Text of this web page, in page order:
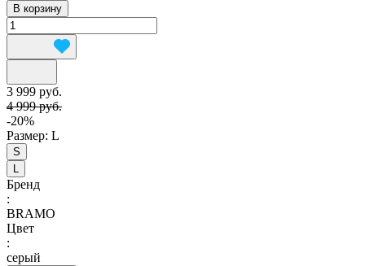
В корзину
3 999 руб.
4 999 руб.
-20%
Размер: L
S
L
Бренд
:
BRAMO
Цвет
:
серый